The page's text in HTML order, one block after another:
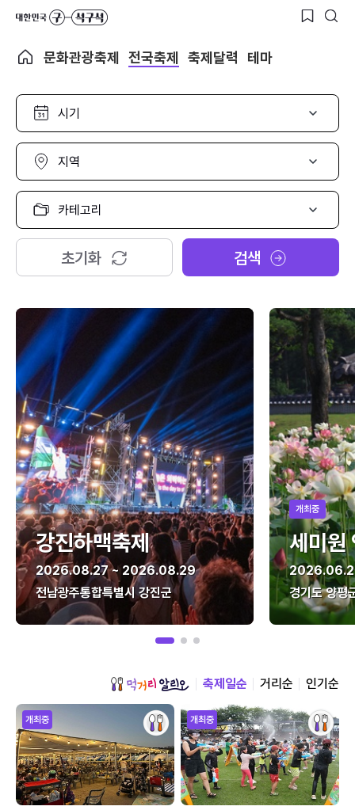
문화관광축제 전국축제 축제달력 테마
시
선
택
지
선
택
카
고
리
택
초기화 검색
강진하맥축제
2026.08.27 ~ 2026.08.29
전남광주통합특별시 강진군
개최중
세미원
경기도 양평
축제일순 거리순 인기순
개최중 개최중